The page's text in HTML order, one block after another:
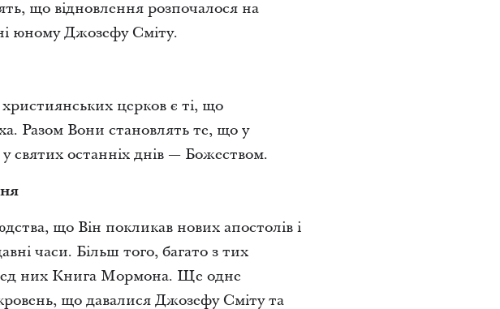
що відновлення розпочалося на
юному Джозефу Сміту.
церков є ті, що
Разом Вони становлять те, що у
святих останніх днів — Божеством.
що Він покликав нових апостолів і
часи. Більш того, багато з тих
них Книга Мормона. Ще одне
що давалися Джозефу Сміту та